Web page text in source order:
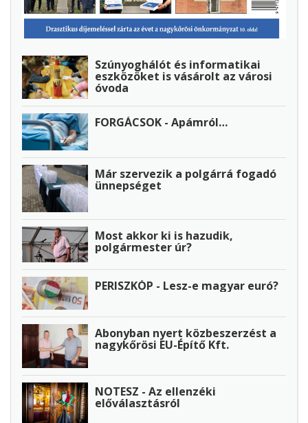
Szúnyoghálót és informatikai
eszközöket is vásárolt az városi
óvoda
FORGÁCSOK - Apámról…
Már szervezik a polgárrá fogadó
ünnepséget
Most akkor ki is hazudik,
polgármester úr?
PERISZKÓP - Lesz-e magyar euró?
Abonyban nyert közbeszerzést a
nagykőrösi EU-Építő Kft.
NOTESZ - Az ellenzéki
előválasztásról